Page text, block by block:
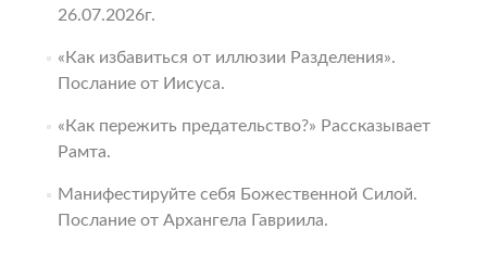
26.07.2026г.
«Как избавиться от иллюзии Разделения».
Послание от Иисуса.
«Как пережить предательство?» Рассказывает
Рамта.
Манифестируйте себя Божественной Силой.
Послание от Архангела Гавриила.